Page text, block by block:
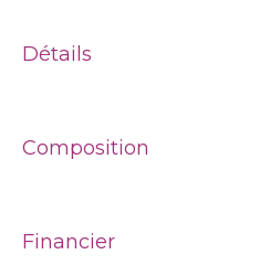
Détails
Composition
Financier